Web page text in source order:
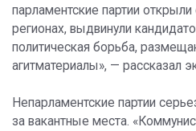
парламентские партии
регионах, выдвинули
политическая борьба,
агитматериалы», — рассказал
Непарламентские партии
за вакантные места.